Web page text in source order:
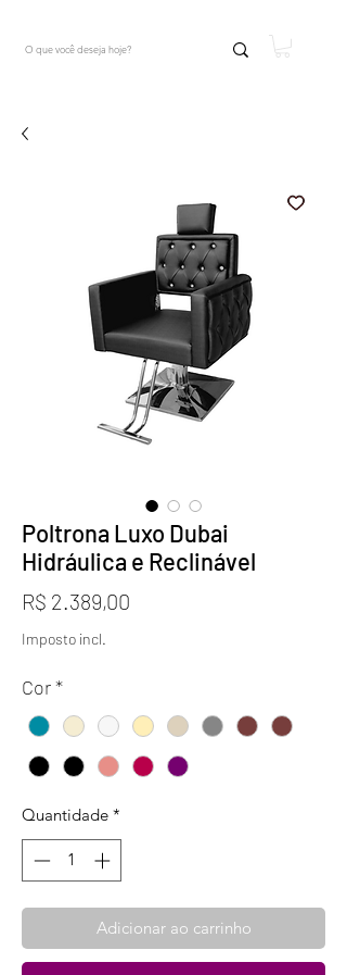
Poltrona Luxo Dubai
Hidráulica e Reclinável
R$ 2.389,00
Imposto incl.
Cor*
Quantidade *
Adicionar ao carrinho